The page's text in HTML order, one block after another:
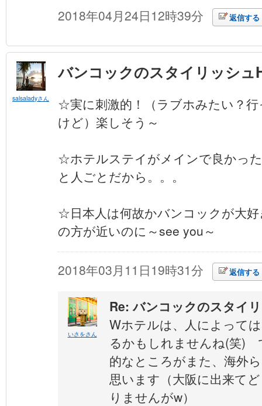
2018年04月24日12時39分 返信する
salsaladyさん
バンコックのスタイリッシュ
☆実に刺激的！（ラブホみたい？
けど）楽しそう～
☆ホテルステイがメインで良かっ
と人ごとだから。。。
☆日本人は何故かバンコックが大
の方が近いのに～see you～
2018年03月11日19時31分 返信する
いさをさん
Re: バンコックのスタイ
Wホテルは、人によって
るかもしれませんね(笑)
的なところがまた、海外
思います（大阪に出来て
りませんがw）